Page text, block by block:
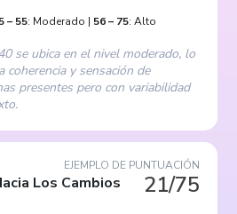
– 55: Moderado | 56– 75: Alto
se ubica en el nivel moderado, lo
coherencia y sensación de
presentes pero con variabilidad
EJEMPLO DE PUNTUACIÓN
21/75
Los Cambios